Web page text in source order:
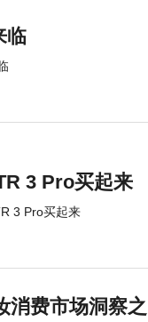
临
3 Pro买起来
3 Pro买起来
消费市场洞察之